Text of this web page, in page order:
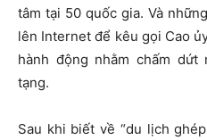
tâm tại 50 quốc gia. Và
lên Internet để kêu gọi Cao
hành động nhằm chấm
tạng.
Sau khi biết về “du lịch